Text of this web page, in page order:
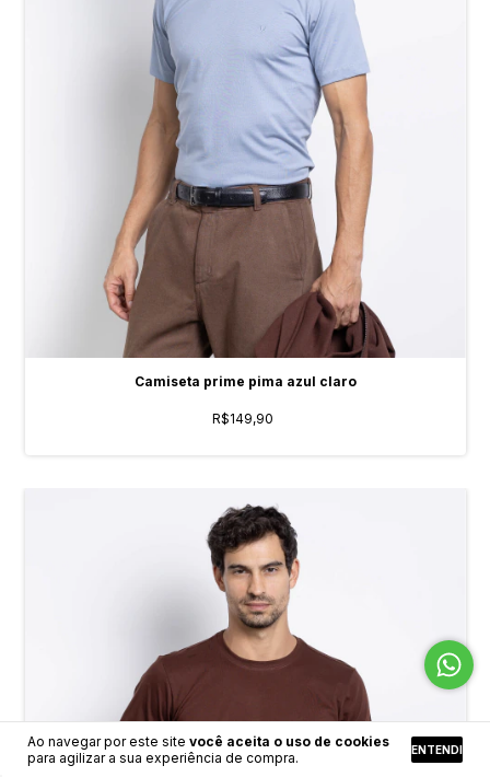
Ao navegar por este site você aceita o uso de cookies
para agilizar a sua experiência de compra.
ENTENDI
Camiseta prime pima azul claro
R$149,90